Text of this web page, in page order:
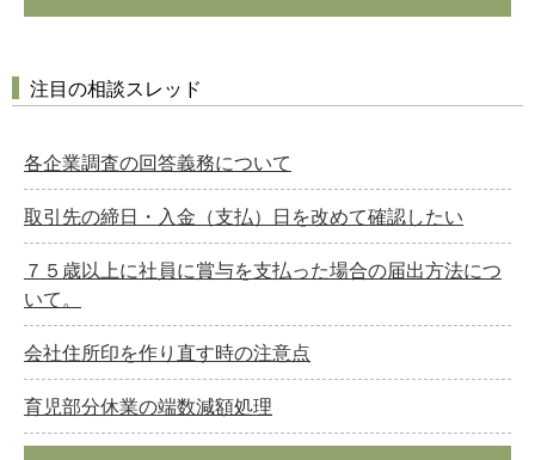
注目の相談スレッド
各企業調査の回答義務について
取引先の締日・入金（支払）日を改めて確認したい
７５歳以上に社員に賞与を支払った場合の届出方法につ
いて。
会社住所印を作り直す時の注意点
育児部分休業の端数減額処理